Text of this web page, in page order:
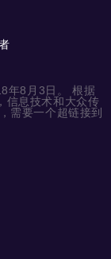
年8月3日。 根据
信息技术和大众传
需要一个超链接到